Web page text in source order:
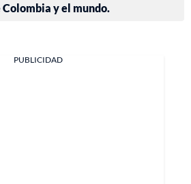
y el mundo.
PUBLICIDAD